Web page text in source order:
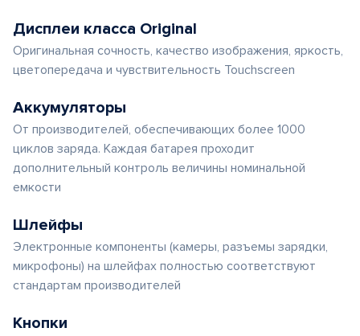
Дисплеи класса Original
Оригинальная сочность, качество изображения, яркость,
цветопередача и чувствительность Touchscreen
Аккумуляторы
От производителей, обеспечивающих более 1000
циклов заряда. Каждая батарея проходит
дополнительный контроль величины номинальной
емкости
Шлейфы
Электронные компоненты (камеры, разъемы зарядки,
микрофоны) на шлейфах полностью соответствуют
стандартам производителей
Кнопки